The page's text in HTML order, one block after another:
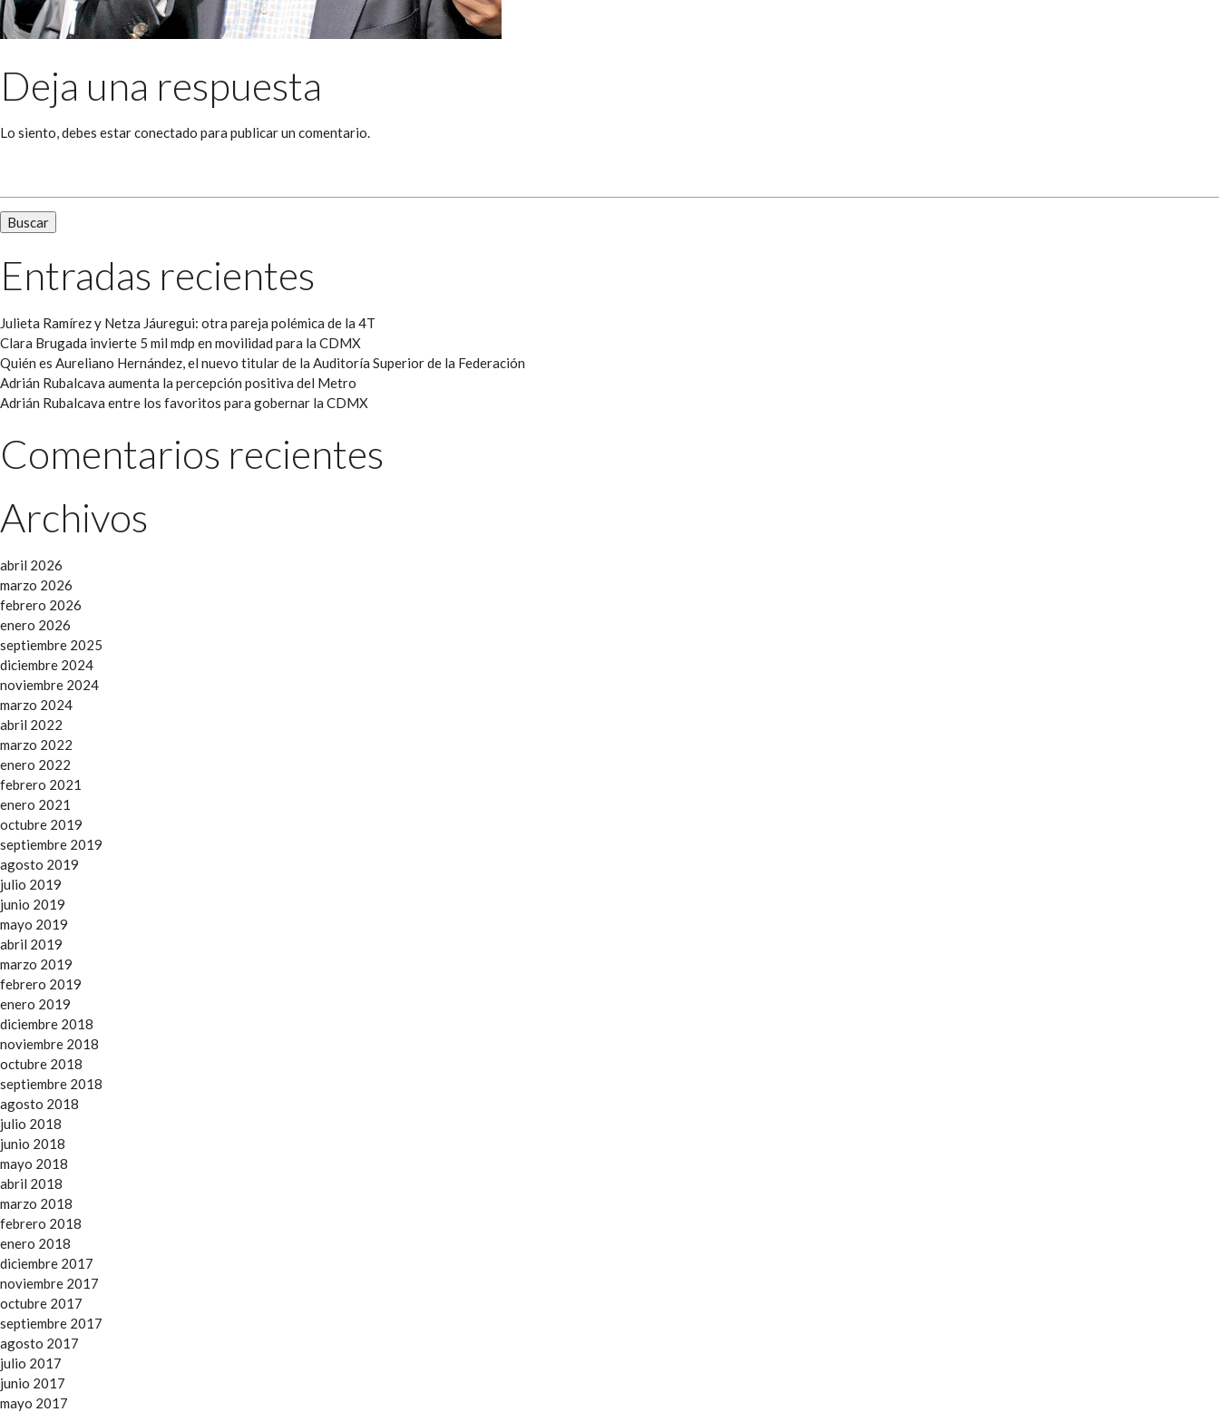
Deja una respuesta
Lo siento, debes estarconectado para publicar un comentario.
Entradas recientes
Julieta Ramírez y Netza Jáuregui: otra pareja polémica de la 4T
Clara Brugada invierte 5 mil mdp en movilidad para la CDMX
Quién es Aureliano Hernández, el nuevo titular de la Auditoría Superior de la Federación
Adrián Rubalcava aumenta la percepción positiva del Metro
Adrián Rubalcava entre los favoritos para gobernar la CDMX
Comentarios recientes
Archivos
abril 2026
marzo 2026
febrero 2026
enero 2026
septiembre 2025
diciembre 2024
noviembre 2024
marzo 2024
abril 2022
marzo 2022
enero 2022
febrero 2021
enero 2021
octubre 2019
septiembre 2019
agosto 2019
julio 2019
junio 2019
mayo 2019
abril 2019
marzo 2019
febrero 2019
enero 2019
diciembre 2018
noviembre 2018
octubre 2018
septiembre 2018
agosto 2018
julio 2018
junio 2018
mayo 2018
abril 2018
marzo 2018
febrero 2018
enero 2018
diciembre 2017
noviembre 2017
octubre 2017
septiembre 2017
agosto 2017
julio 2017
junio 2017
mayo 2017